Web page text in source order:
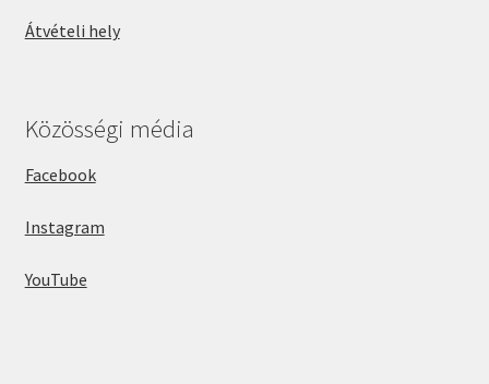
Átvételi hely
Közösségi média
Facebook
Instagram
YouTube